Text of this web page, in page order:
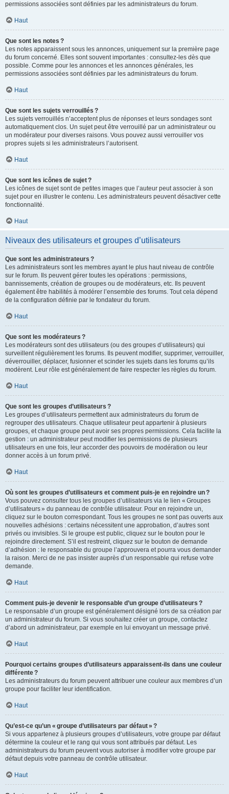
permissions associées sont définies par les administrateurs du forum.
Haut
Que sont les notes ?
Les notes apparaissent sous les annonces, uniquement sur la première page
du forum concerné. Elles sont souvent importantes : consultez-les dès que
possible. Comme pour les annonces et les annonces générales, les
permissions associées sont définies par les administrateurs du forum.
Haut
Que sont les sujets verrouillés ?
Les sujets verrouillés n’acceptent plus de réponses et leurs sondages sont
automatiquement clos. Un sujet peut être verrouillé par un administrateur ou
un modérateur pour diverses raisons. Vous pouvez aussi verrouiller vos
propres sujets si les administrateurs l’autorisent.
Haut
Que sont les icônes de sujet ?
Les icônes de sujet sont de petites images que l’auteur peut associer à son
sujet pour en illustrer le contenu. Les administrateurs peuvent désactiver cette
fonctionnalité.
Haut
Niveaux des utilisateurs et groupes d’utilisateurs
Que sont les administrateurs ?
Les administrateurs sont les membres ayant le plus haut niveau de contrôle
sur le forum. Ils peuvent gérer toutes les opérations : permissions,
bannissements, création de groupes ou de modérateurs, etc. Ils peuvent
également être habilités à modérer l’ensemble des forums. Tout cela dépend
de la configuration définie par le fondateur du forum.
Haut
Que sont les modérateurs ?
Les modérateurs sont des utilisateurs (ou des groupes d’utilisateurs) qui
surveillent régulièrement les forums. Ils peuvent modifier, supprimer, verrouiller,
déverrouiller, déplacer, fusionner et scinder les sujets dans les forums qu’ils
modèrent. Leur rôle est généralement de faire respecter les règles du forum.
Haut
Que sont les groupes d’utilisateurs ?
Les groupes d’utilisateurs permettent aux administrateurs du forum de
regrouper des utilisateurs. Chaque utilisateur peut appartenir à plusieurs
groupes, et chaque groupe peut avoir ses propres permissions. Cela facilite la
gestion : un administrateur peut modifier les permissions de plusieurs
utilisateurs en une fois, leur accorder des pouvoirs de modération ou leur
donner accès à un forum privé.
Haut
Où sont les groupes d’utilisateurs et comment puis-je en rejoindre un ?
Vous pouvez consulter tous les groupes d’utilisateurs via le lien « Groupes
d’utilisateurs » du panneau de contrôle utilisateur. Pour en rejoindre un,
cliquez sur le bouton correspondant. Tous les groupes ne sont pas ouverts aux
nouvelles adhésions : certains nécessitent une approbation, d’autres sont
privés ou invisibles. Si le groupe est public, cliquez sur le bouton pour le
rejoindre directement. S’il est restreint, cliquez sur le bouton de demande
d’adhésion : le responsable du groupe l’approuvera et pourra vous demander
la raison. Merci de ne pas insister auprès d’un responsable qui refuse votre
demande.
Haut
Comment puis-je devenir le responsable d’un groupe d’utilisateurs ?
Le responsable d’un groupe est généralement désigné lors de sa création par
un administrateur du forum. Si vous souhaitez créer un groupe, contactez
d’abord un administrateur, par exemple en lui envoyant un message privé.
Haut
Pourquoi certains groupes d’utilisateurs apparaissent-ils dans une couleur
différente ?
Les administrateurs du forum peuvent attribuer une couleur aux membres d’un
groupe pour faciliter leur identification.
Haut
Qu’est-ce qu’un « groupe d’utilisateurs par défaut » ?
Si vous appartenez à plusieurs groupes d’utilisateurs, votre groupe par défaut
détermine la couleur et le rang qui vous sont attribués par défaut. Les
administrateurs du forum peuvent vous autoriser à modifier votre groupe par
défaut depuis votre panneau de contrôle utilisateur.
Haut